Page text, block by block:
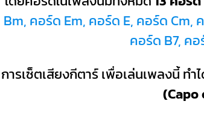
Bm, คอร์ด Em, คอร์ด E, คอร์ด Cm,
คอร์ด B7, ค
การเซ็ตเสียงกีตาร์ เพื่อเล่นเพลงนี้ ทำ
(Capo